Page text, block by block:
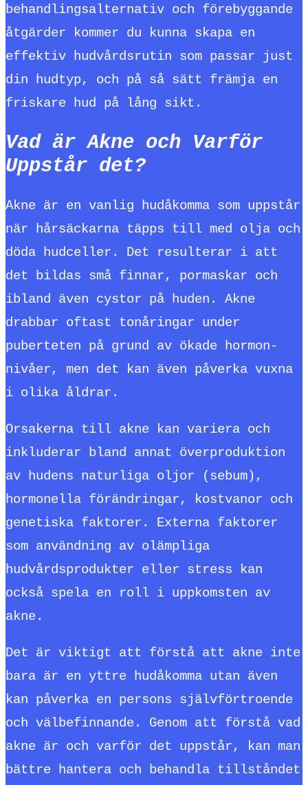
behandlingsalternativ och förebyggande
åtgärder kommer du kunna skapa en
effektiv hudvårdsrutin som passar just
din hudtyp, och på så sätt främja en
friskare hud på lång sikt.
Vad är Akne och Varför
Uppstår det?
Akne är en vanlig hudåkomma som uppstår
när hårsäckarna täpps till med olja och
döda hudceller. Det resulterar i att
det bildas små finnar, pormaskar och
ibland även cystor på huden. Akne
drabbar oftast tonåringar under
puberteten på grund av ökade hormon-
nivåer, men det kan även påverka vuxna
i olika åldrar.
Orsakerna till akne kan variera och
inkluderar bland annat överproduktion
av hudens naturliga oljor (sebum),
hormonella förändringar, kostvanor och
genetiska faktorer. Externa faktorer
som användning av olämpliga
hudvårdsprodukter eller stress kan
också spela en roll i uppkomsten av
akne.
Det är viktigt att förstå att akne inte
bara är en yttre hudåkomma utan även
kan påverka en persons självförtroende
och välbefinnande. Genom att förstå vad
akne är och varför det uppstår, kan man
bättre hantera och behandla tillståndet